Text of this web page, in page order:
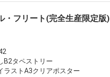
・フリート(完全生産限定版)
B2タペストリー
ラストA3クリアポスター